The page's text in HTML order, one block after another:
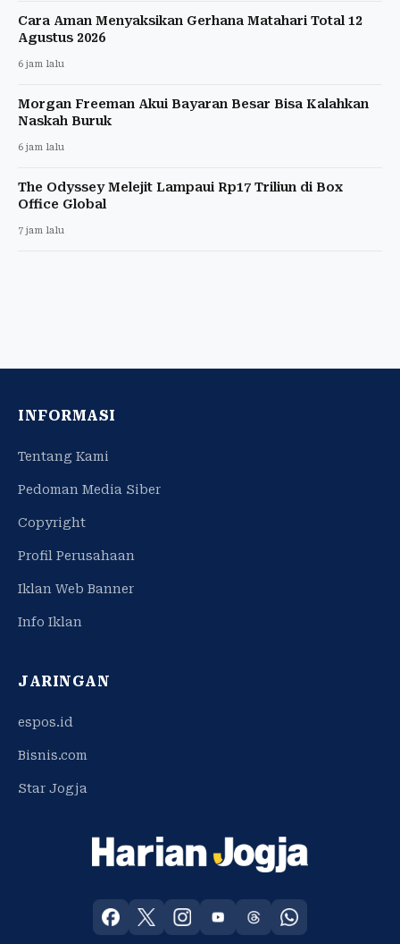
Cara Aman Menyaksikan Gerhana Matahari Total 12
Agustus 2026
6 jam lalu
Morgan Freeman Akui Bayaran Besar Bisa Kalahkan
Naskah Buruk
6 jam lalu
The Odyssey Melejit Lampaui Rp17 Triliun di Box
Office Global
7 jam lalu
INFORMASI
Tentang Kami
Pedoman Media Siber
Copyright
Profil Perusahaan
Iklan Web Banner
Info Iklan
JARINGAN
espos.id
Bisnis.com
Star Jogja